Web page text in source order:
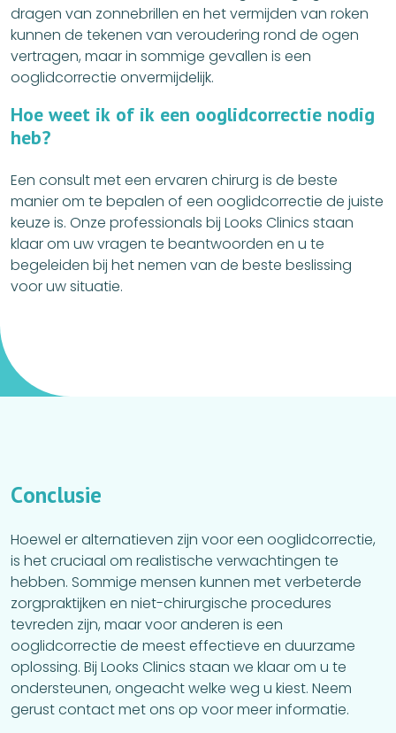
dragen van zonnebrillen en het vermijden van roken
kunnen de tekenen van veroudering rond de ogen
vertragen, maar in sommige gevallen is een
ooglidcorrectie onvermijdelijk.
Hoe weet ik of ik een ooglidcorrectie nodig
heb?
Een consult met een ervaren chirurg is de beste
manier om te bepalen of een ooglidcorrectie de juiste
keuze is. Onze professionals bij Looks Clinics staan
klaar om uw vragen te beantwoorden en u te
begeleiden bij het nemen van de beste beslissing
voor uw situatie.
Conclusie
Hoewel er alternatieven zijn voor een ooglidcorrectie,
is het cruciaal om realistische verwachtingen te
hebben. Sommige mensen kunnen met verbeterde
zorgpraktijken en niet-chirurgische procedures
tevreden zijn, maar voor anderen is een
ooglidcorrectie de meest effectieve en duurzame
oplossing. Bij Looks Clinics staan we klaar om u te
ondersteunen, ongeacht welke weg u kiest. Neem
gerust contact met ons op voor meer informatie.